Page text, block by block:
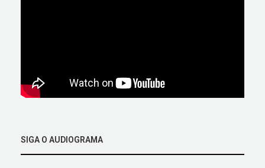
SIGA O AUDIOGRAMA